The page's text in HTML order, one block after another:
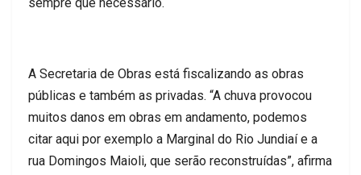
A Secretaria de Obras está fiscalizando as obras
públicas e também as privadas. “A chuva provocou
muitos danos em obras em andamento, podemos
citar aqui por exemplo a Marginal do Rio Jundiaí e a
rua Domingos Maioli, que serão reconstruídas”, afirma